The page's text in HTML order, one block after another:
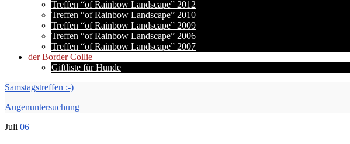
Treffen “of Rainbow Landscape” 2012
Treffen “of Rainbow Landscape” 2010
Treffen “of Rainbow Landscape” 2009
Treffen “of Rainbow Landscape” 2006
Treffen “of Rainbow Landscape” 2007
der Border Collie
Giftliste für Hunde
Samstagstreffen :-)
Augenuntersuchung
Juli 06